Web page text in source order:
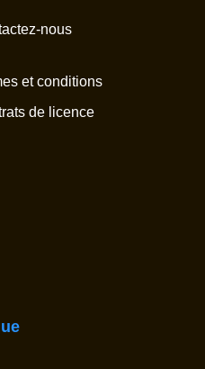
nous
et conditions
de licence